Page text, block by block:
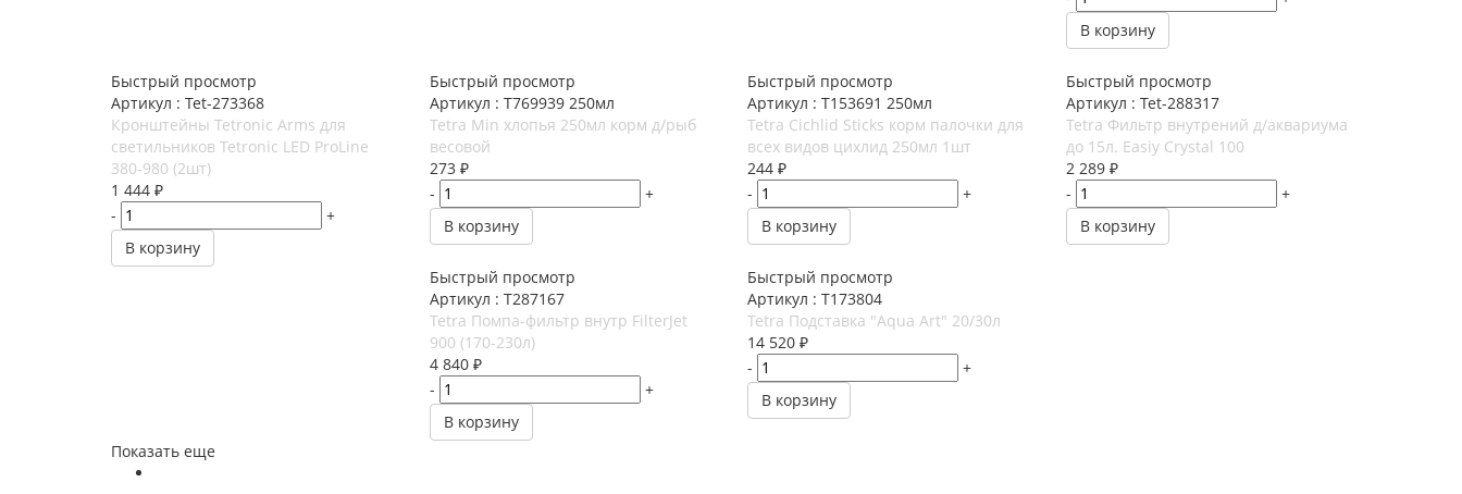
В корзину
Быстрый просмотр
Артикул : Tet-273368
Кронштейны Tetronic Arms для
светильников Tetronic LED ProLine
380-980 (2шт)
1 444 ₽
-
+
В корзину
Быстрый просмотр
Артикул : T769939 250мл
Tetra Min хлопья 250мл корм д/рыб
весовой
273₽
-
+
В корзину
Быстрый просмотр
Артикул : T153691 250мл
Tetra Cichlid Sticks корм палочки для
всех видов цихлид 250мл 1шт
244 ₽
-
+
В корзину
Быстрый просмотр
Артикул : Tet-288317
Tetra Фильтр внутрений д/аквариума
до 15л. Еаsiy Crystal 100
2 289₽
-
+
В корзину
Быстрый просмотр
Артикул : T287167
Tetra Помпа-фильтр внутр FilterJet
900 (170-230л)
4 840₽
-
+
В корзину
Быстрый просмотр
Артикул : T173804
Tetra Подставка "Aqua Art" 20/30л
14 520 ₽
-
+
В корзину
Показать еще